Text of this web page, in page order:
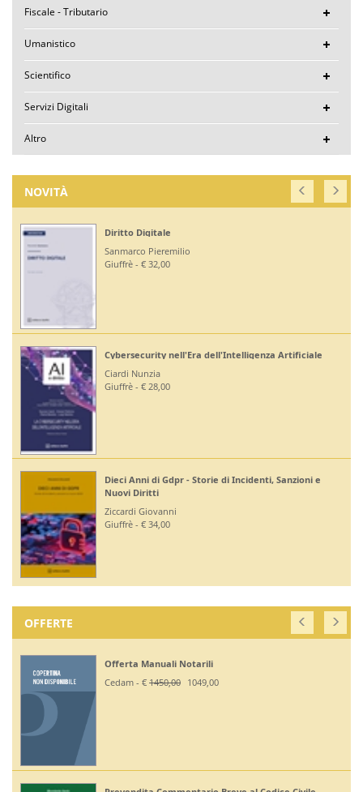
Fiscale - Tributario
Umanistico
Scientifico
Servizi Digitali
Altro
NOVITÀ
Diritto Digitale
Sanmarco Pieremilio
Giuffrè - € 32,00
Cybersecurity nell'Era dell'Intelligenza Artificiale
Ciardi Nunzia
Giuffrè - € 28,00
Dieci Anni di Gdpr - Storie di Incidenti, Sanzioni e
Nuovi Diritti
Ziccardi Giovanni
Giuffrè - € 34,00
OFFERTE
Offerta Manuali Notarili
Cedam - € 1450,00 1049,00